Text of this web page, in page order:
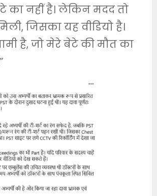
का नहीं है। लेकिन मदद तो
जिसका यह वीडियो है।
है, जो मेरे बेटे की मौत का